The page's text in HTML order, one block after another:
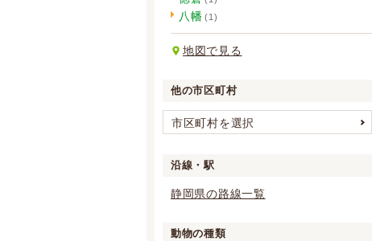
八幡 (1)
地図で見る
他の市区町村
市区町村を選択
沿線・駅
静岡県の路線一覧
動物の種類